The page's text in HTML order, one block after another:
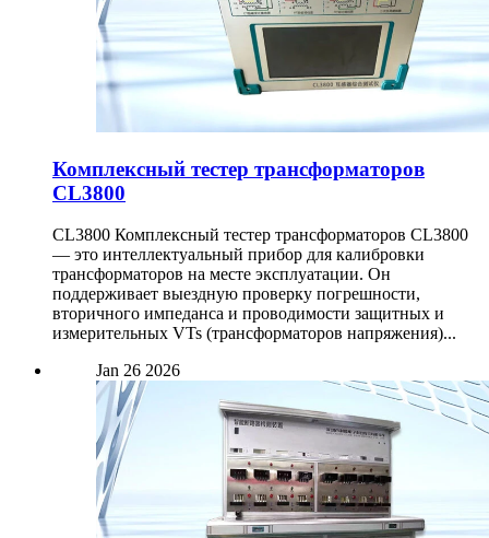
Комплексный тестер трансформаторов
CL3800
CL3800 Комплексный тестер трансформаторов CL3800
— это интеллектуальный прибор для калибровки
трансформаторов на месте эксплуатации. Он
поддерживает выездную проверку погрешности,
вторичного импеданса и проводимости защитных и
измерительных VTs (трансформаторов напряжения)...
Jan 26 2026